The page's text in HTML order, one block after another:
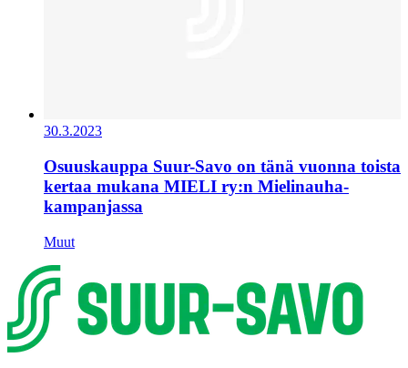
30.3.2023
Osuuskauppa Suur-Savo on tänä vuonna toista
kertaa mukana MIELI ry:n Mielinauha-
kampanjassa
Muut